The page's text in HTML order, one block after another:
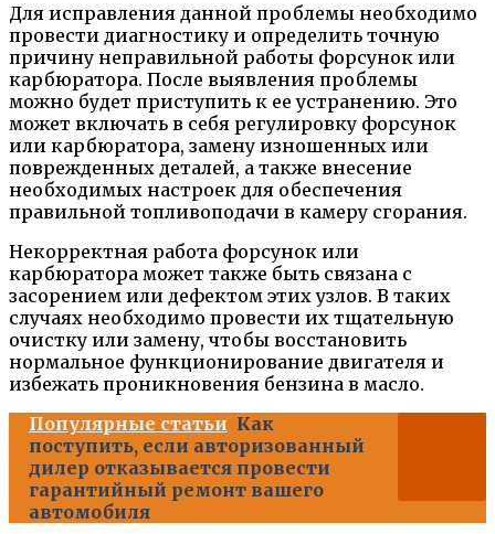
Для исправления данной проблемы необходимо
провести диагностику и определить точную
причину неправильной работы форсунок или
карбюратора. После выявления проблемы
можно будет приступить к ее устранению. Это
может включать в себя регулировку форсунок
или карбюратора, замену изношенных или
поврежденных деталей, а также внесение
необходимых настроек для обеспечения
правильной топливоподачи в камеру сгорания.
Некорректная работа форсунок или
карбюратора может также быть связана с
засорением или дефектом этих узлов. В таких
случаях необходимо провести их тщательную
очистку или замену, чтобы восстановить
нормальное функционирование двигателя и
избежать проникновения бензина в масло.
Популярные статьи Как
поступить, если авторизованный
дилер отказывается провести
гарантийный ремонт вашего
автомобиля